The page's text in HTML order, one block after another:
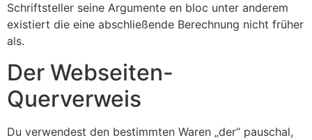
Schriftsteller seine Argumente en bloc unter anderem
existiert die eine abschließende Berechnung nicht früher
als.
Der Webseiten-
Querverweis
Du verwendest den bestimmten Waren „der“ pauschal,